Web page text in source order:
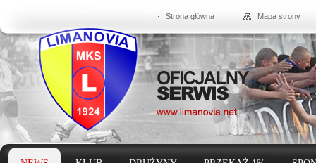
Strona główna Mapa strony